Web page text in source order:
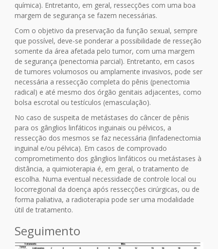
química). Entretanto, em geral, ressecções com uma boa
margem de segurança se fazem necessárias.
Com o objetivo da preservação da função sexual, sempre
que possível, deve-se ponderar a possibilidade de resseção
somente da área afetada pelo tumor, com uma margem
de segurança (penectomia parcial). Entretanto, em casos
de tumores volumosos ou amplamente invasivos, pode ser
necessária a ressecção completa do pênis (penectomia
radical) e até mesmo dos órgão genitais adjacentes, como
bolsa escrotal ou testículos (emasculação).
No caso de suspeita de metástases do câncer de pênis
para os gânglios linfáticos inguinais ou pélvicos, a
ressecção dos mesmos se faz necessária (linfadenectomia
inguinal e/ou pélvica). Em casos de comprovado
comprometimento dos gânglios linfáticos ou metástases à
distância, a quimioterapia é, em geral, o tratamento de
escolha. Numa eventual necessidade de controle local ou
locorregional da doença após ressecções cirúrgicas, ou de
forma paliativa, a radioterapia pode ser uma modalidade
útil de tratamento.
Seguimento